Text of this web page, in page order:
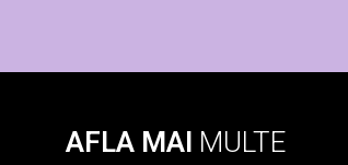
AFLA MAI MULTE